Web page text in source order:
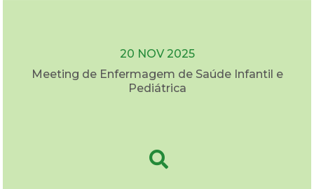
20 NOV 2025
Meeting de Enfermagem de Saúde Infantil e
Pediátrica